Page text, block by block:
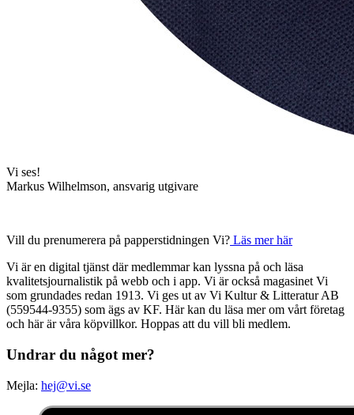
Vi ses!
Markus Wilhelmson, ansvarig utgivare
Vill du prenumerera på papperstidningen Vi? Läs mer här
Vi är en digital tjänst där medlemmar kan lyssna på och läsa
kvalitetsjournalistik på webb och i app. Vi är också magasinet Vi
som grundades redan 1913. Vi ges ut av Vi Kultur & Litteratur AB
(559544-9355) som ägs av KF. Här kan du läsa mer om vårt företag
och här är våra köpvillkor. Hoppas att du vill bli medlem.
Undrar du något mer?
Mejla: hej@vi.se